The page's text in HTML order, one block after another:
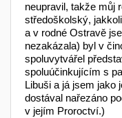
neupravil, takže můj
středoškolský,
a v rodné Ostravě
nezakázala) byl v
spoluvytvářel
spoluúčinkujícím s
Libuši a já jsem jako
dostával nařezáno
v jejím Proroctví.)